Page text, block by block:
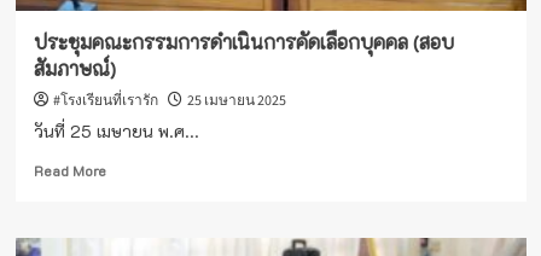
(A.T.C)
ที่
1/2568
ประชุมคณะกรรมการดำเนินการคัดเลือกบุคคล (สอบ
สัมภาษณ์)
#โรงเรียนที่เรารัก 25 เมษายน 2025
วันที่ 25 เมษายน พ.ศ...
Read MoreRead